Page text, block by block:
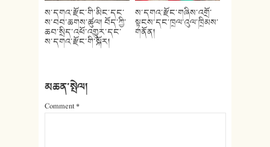
ས་དགའ་རྫོང་གི་མིང་དང་
ས་བབ་ཆགས་ཚུལ། བོད་ཀྱི་
ཆབ་སྲིད་འཕོ་འགྱུར་དང་
ས་དགའ་རྫོང་གི་སྐོར།
ས་དགའ་རྫོང་གཞིས་འགྲོ་
སྟངས་དང་ཁྲལ་འུལ་ཁྲིམས་
གནོན།
མཆན་སྤེལ།
Comment*